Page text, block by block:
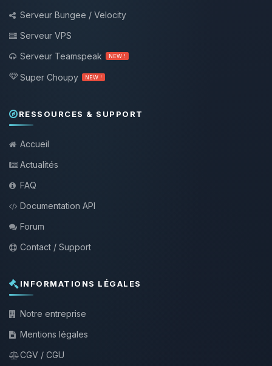
Serveur Bungee / Velocity
Serveur VPS
Serveur Teamspeak
NEW !
Super Choupy NEW !
RESSOURCES & SUPPORT
Accueil
Actualités
FAQ
Documentation API
Forum
Contact / Support
INFORMATIONS LÉGALES
Notre entreprise
Mentions légales
CGV / CGU